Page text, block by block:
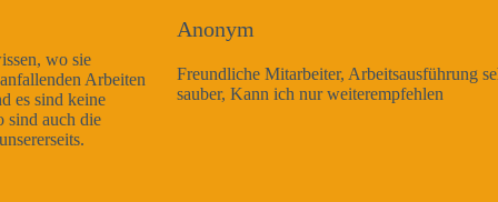
Freundliche Mitarbeiter, Arbeitsausführung sehr gut und sehr
sauber, Kann ich nur weiterempfehlen